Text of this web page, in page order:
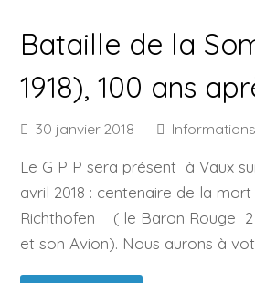
Bataille de la
1918), 100 ans
30 janvier 2018
Le G P P sera présent à Vaux
avril 2018 : centenaire de la
Richthofen ( le Baron Rouge 2
et son Avion). Nous aurons à